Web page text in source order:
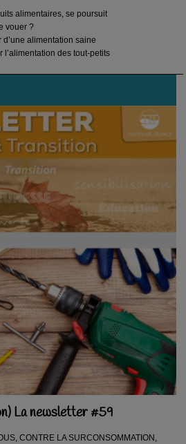
alimentaires, se poursuit
vouer ?
alimentation saine
l’alimentation des tout-petits
La newsletter #59
CONTRE LA SURCONSOMMATION,